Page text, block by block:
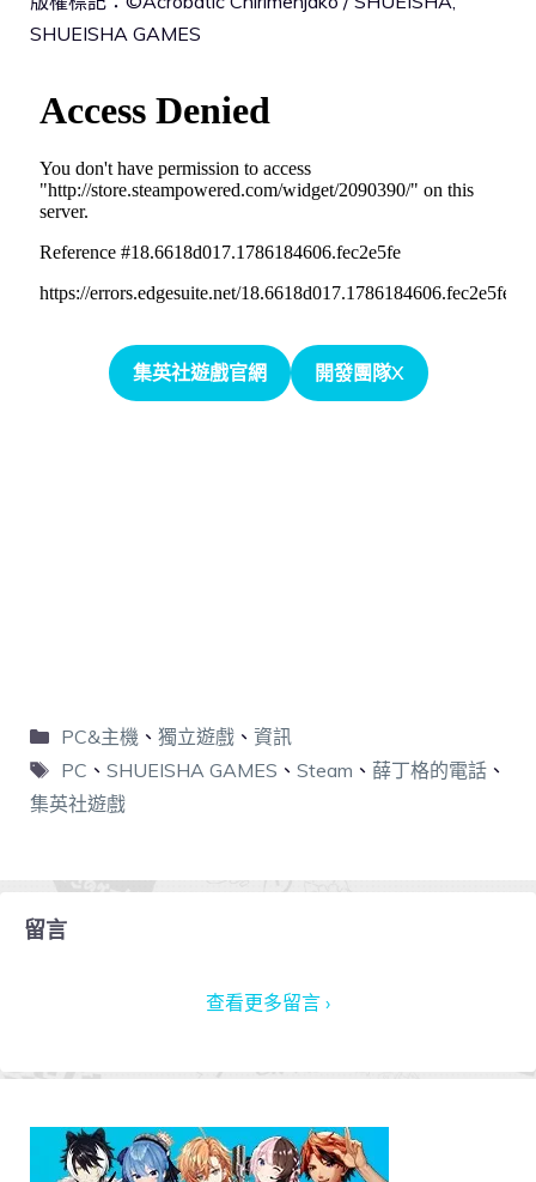
SHUEISHA GAMES
集英社遊戲官網 開發團隊X
PC&主機、 獨立遊戲、 資訊
PC 、 SHUEISHA GAMES 、 Steam 、 薛丁格的電話、
集英社遊戲
留言
查看更多留言 ›